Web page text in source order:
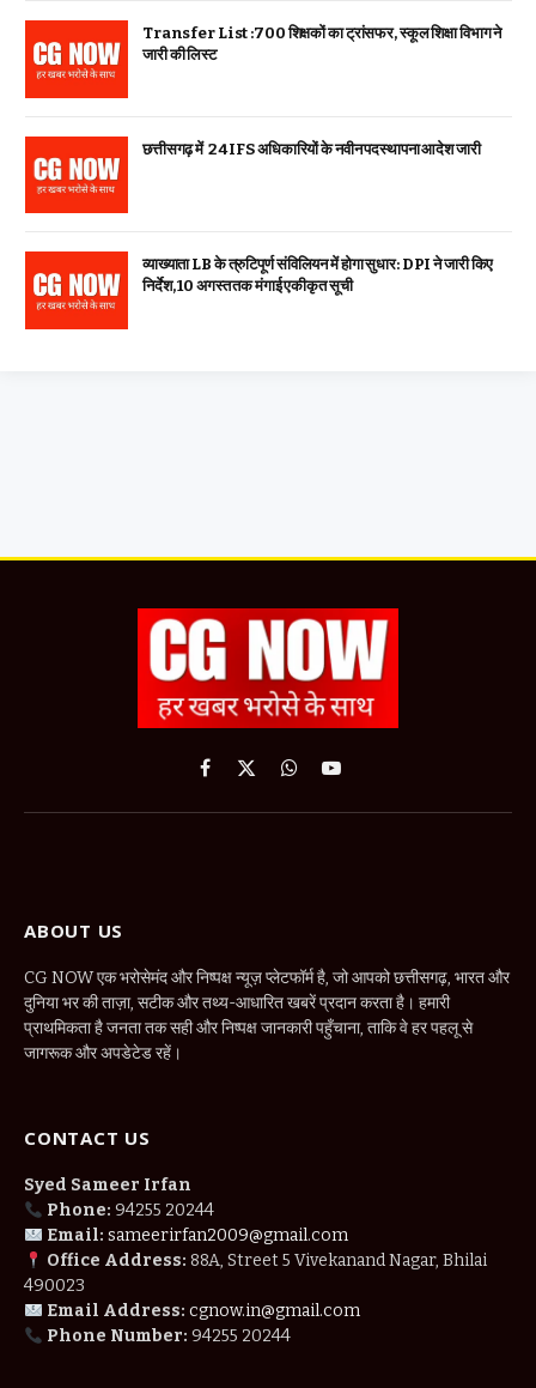
Transfer List :700 शिक्षकों का ट्रांसफर, स्कूल शिक्षा विभाग ने
जारी की लिस्ट
छत्तीसगढ़ में 24 IFS अधिकारियों के नवीन पदस्थापना आदेश जारी
व्याख्याता LB के त्रुटिपूर्ण संविलियन में होगा सुधार: DPI ने जारी किए
निर्देश, 10 अगस्त तक मंगाई एकीकृत सूची
Facebook
X
WhatsApp
YouTube
ABOUT US
CG NOW एक भरोसेमंद और निष्पक्ष न्यूज़ प्लेटफॉर्म है, जो आपको छत्तीसगढ़, भारत और
दुनिया भर की ताज़ा, सटीक और तथ्य-आधारित खबरें प्रदान करता है। हमारी
प्राथमिकता है जनता तक सही और निष्पक्ष जानकारी पहुँचाना, ताकि वे हर पहलू से
जागरूक और अपडेटेड रहें।
CONTACT US
Syed Sameer Irfan
Phone: 94255 20244
Email: sameerirfan2009@gmail.com
Office Address: 88A, Street 5 Vivekanand Nagar, Bhilai
490023
Email Address: cgnow.in@gmail.com
Phone Number: 94255 20244